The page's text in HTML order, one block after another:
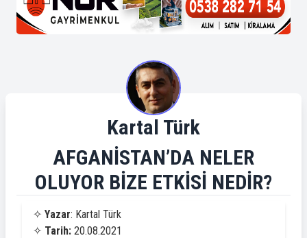
Kartal Türk
AFGANİSTAN’DA NELER
OLUYOR BİZE ETKİSİ NEDİR?
✧ Yazar: Kartal Türk
✧ Tarih: 20.08.2021